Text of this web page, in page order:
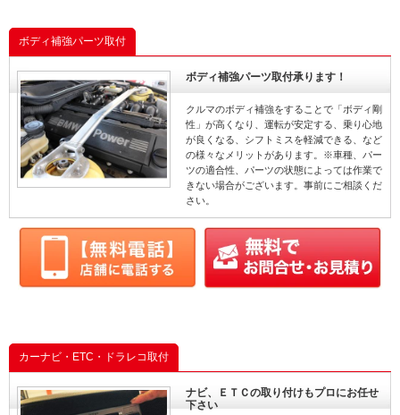
ボディ補強パーツ取付
ボディ補強パーツ取付承ります！
クルマのボディ補強をすることで「ボディ剛
性」が高くなり、運転が安定する、乗り心地
が良くなる、シフトミスを軽減できる、など
の様々なメリットがあります。※車種、パー
ツの適合性、パーツの状態によっては作業で
きない場合がございます。事前にご相談くだ
さい。
カーナビ・ETC・ドラレコ取付
ナビ、ＥＴＣの取り付けもプロにお任せ
下さい